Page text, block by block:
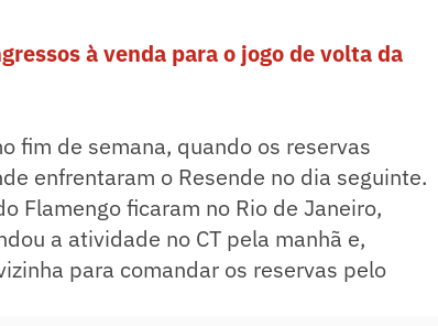
à venda para o jogo de volta da
fim de semana, quando os reservas
enfrentaram o Resende no dia seguinte.
Flamengo ficaram no Rio de Janeiro,
a atividade no CT pela manhã e,
para comandar os reservas pelo